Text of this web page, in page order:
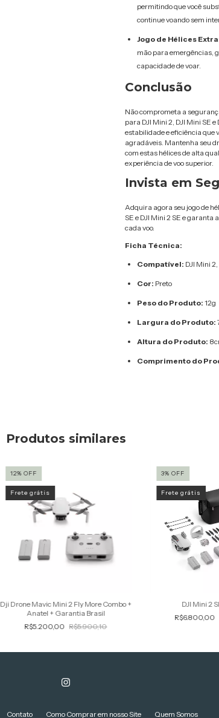
permitindo que você
continue voando sem
Jogo de Hélices
mão para emergências,
capacidade de voar.
Conclusão
Não comprometa a
para DJI Mini 2, DJI Mini SE
estabilidade e eficiência que
agradáveis. Mantenha seu
com estas hélices de alta
experiência de voo superior.
Invista em
Adquira agora seu jogo de
SE e DJI Mini 2 SE e
cada voo.
Ficha Técnica:
Compatível: DJI Mini
Cor: Preto
Peso do Produto: 12g
Largura do Produto:
Altura do Produto:
Comprimento do
Produtos similares
12% OFF
Frete grátis
Dji Drone Mavic Mini 2 Fly More Combo +
Anatel + Garantia Brasil
R$5.200,00 R$5.900,10
3%OFF
Frete grátis
DJI Mini 2
R$6.800,00
Contato Como Comprar em nosso Site Quem Somos